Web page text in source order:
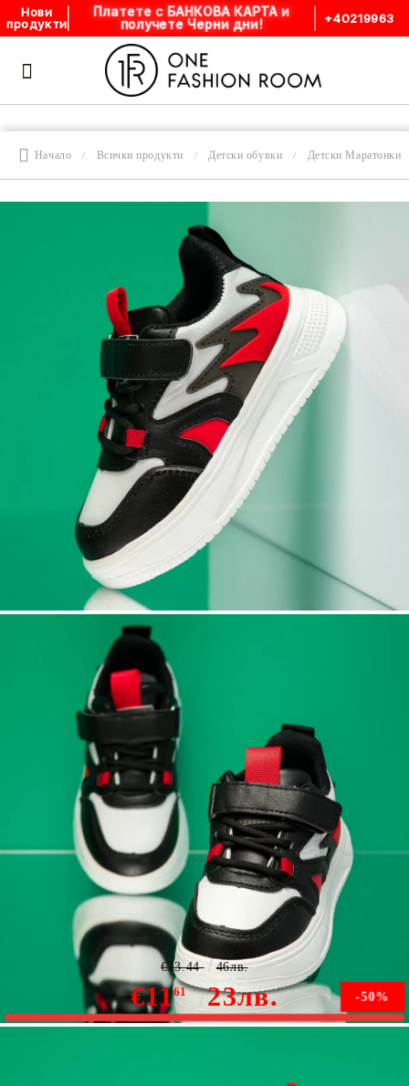
Нови
продукти
Платете с БАНКОВА КАРТА и
получете Черни дни! +40219963
Начало Всички продукти Детски обувки Детски Маратонки
Спортни обувки за деца Clara черен #12281
-50%
€1161 23лв.
€23.44 46лв.